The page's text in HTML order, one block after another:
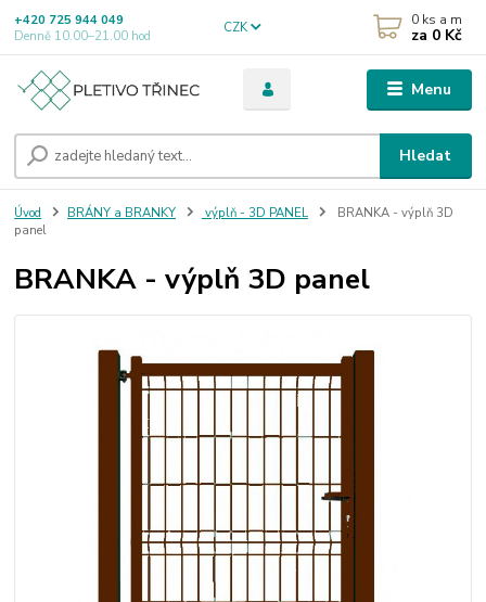
Menu
CZK
Hledat
+420 725 944 049
Denně 10.00–21.00 hod
0 ks a m
za 0 Kč
Úvod BRÁNY a BRANKY výplň - 3D PANEL
BRANKA - výplň 3D
panel
BRANKA - výplň 3D panel